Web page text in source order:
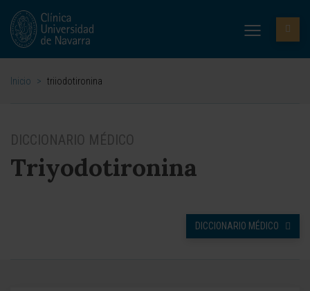
Inicio > triiodotironina
DICCIONARIO MÉDICO
Triyodotironina
DICCIONARIO MÉDICO